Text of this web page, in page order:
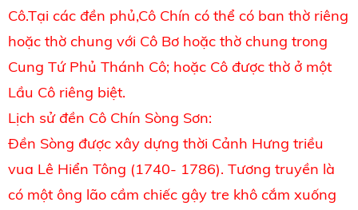
Cô.Tại các đền phủ,Cô Chín có thể có ban thờ riêng
hoặc thờ chung với Cô Bơ hoặc thờ chung trong
Cung Tứ Phủ Thánh Cô; hoặc Cô được thờ ở một
Lầu Cô riêng biệt.
Lịch sử đền Cô Chín Sòng Sơn:
Đền Sòng được xây dựng thời Cảnh Hưng triều
vua Lê Hiển Tông (1740- 1786). Tương truyền là
có một ông lão cầm chiếc gậy tre khô cắm xuống